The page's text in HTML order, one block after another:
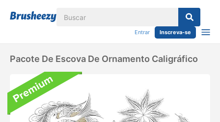
Entrar Inscreva-se
Pacote De Escova De Ornamento Caligráfico